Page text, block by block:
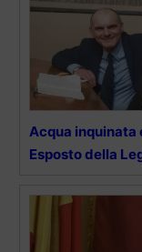
Acqua inquinata
Esposto della